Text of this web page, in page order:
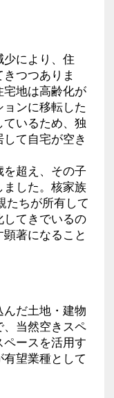
により、住
つつありま
地は高齢化が
ンに移転した
いるため、独
て自宅が空き
超え、その子
した。核家族
たちが所有して
てきでいるの
著になること
だ土地・建物
当然空きスペ
ースを活用す
望業種として